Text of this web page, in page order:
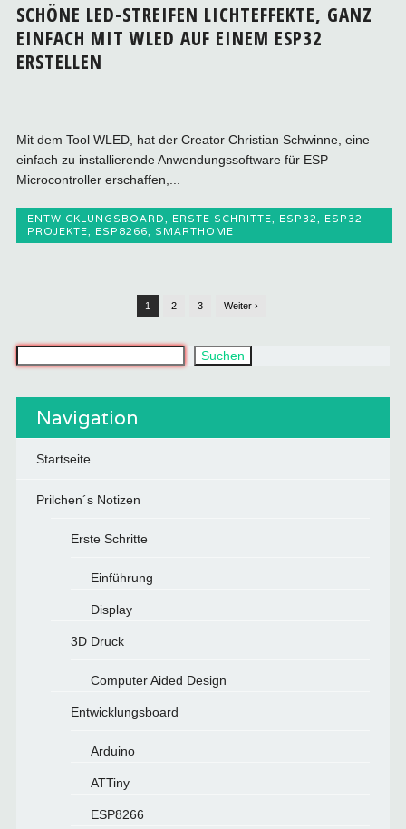
SCHÖNE LED-STREIFEN LICHTEFFEKTE, GANZ
EINFACH MIT WLED AUF EINEM ESP32
ERSTELLEN
Mit dem Tool WLED, hat der Creator Christian Schwinne, eine
einfach zu installierende Anwendungssoftware für ESP –
Microcontroller erschaffen,...
ENTWICKLUNGSBOARD ERSTE SCHRITTE ESP32
ESP32-
PROJEKTE
ESP8266 SMARTHOME
1 2 3 Weiter ›
Suchen
Navigation
Startseite
Prilchen´s Notizen
Erste Schritte
Einführung
Display
3D Druck
Computer Aided Design
Entwicklungsboard
Arduino
ATTiny
ESP8266